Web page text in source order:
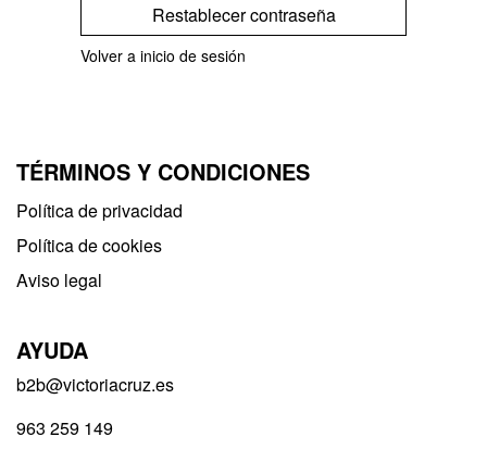
Restablecer contraseña
Volver a inicio de sesión
TÉRMINOS Y CONDICIONES
Política de privacidad​
Política de cookies
Aviso legal
AYUDA
b2b@victoriacruz.es
963 259 149